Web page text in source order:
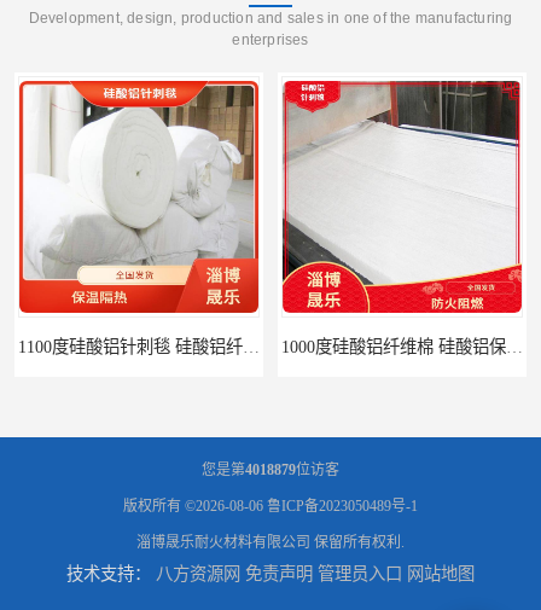
Development, design, production and sales in one of the manufacturing
enterprises
您是第4018879位访客
版权所有 ©2026-08-06 鲁ICP备2023050489号-1
淄博晟乐耐火材料有限公司 保留所有权利.
技术支持： 八方资源网 免责声明 管理员入口 网站地图